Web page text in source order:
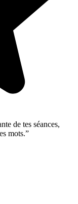
de tes séances,
mots.”